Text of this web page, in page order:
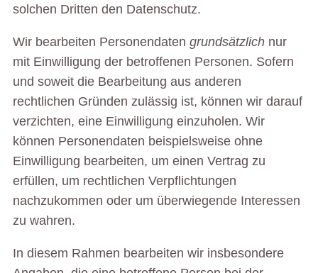
solchen Dritten den Datenschutz.
Wir bearbeiten Personendaten grundsätzlich nur
mit Einwilligung der betroffenen Personen. Sofern
und soweit die Bearbeitung aus anderen
rechtlichen Gründen zulässig ist, können wir darauf
verzichten, eine Einwilligung einzuholen. Wir
können Personendaten beispielsweise ohne
Einwilligung bearbeiten, um einen Vertrag zu
erfüllen, um rechtlichen Verpflichtungen
nachzukommen oder um überwiegende Interessen
zu wahren.
In diesem Rahmen bearbeiten wir insbesondere